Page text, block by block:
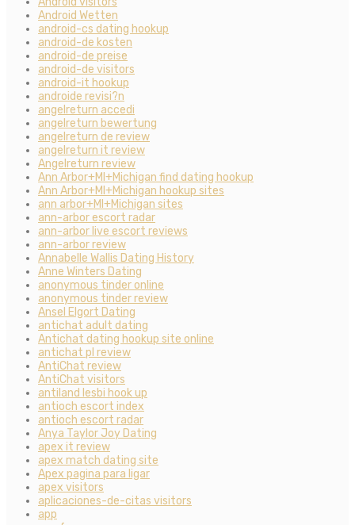
Android Wetten
android-cs dating hookup
android-de kosten
android-de preise
android-de visitors
android-it hookup
androide revisi?n
angelreturn accedi
angelreturn bewertung
angelreturn de review
angelreturn it review
Angelreturn review
Ann Arbor+MI+Michigan find dating hookup
Ann Arbor+MI+Michigan hookup sites
ann arbor+MI+Michigan sites
ann-arbor escort radar
ann-arbor live escort reviews
ann-arbor review
Annabelle Wallis Dating History
Anne Winters Dating
anonymous tinder online
anonymous tinder review
Ansel Elgort Dating
antichat adult dating
Antichat dating hookup site online
antichat pl review
AntiChat review
AntiChat visitors
antiland lesbi hook up
antioch escort index
antioch escort radar
Anya Taylor Joy Dating
apex it review
apex match dating site
Apex pagina para ligar
apex visitors
aplicaciones-de-citas visitors
app